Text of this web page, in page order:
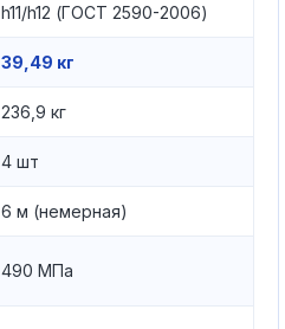
h11/h12 (ГОСТ 2590-2006)
39,49 кг
236,9 кг
4 шт
6 м (немерная)
490 МПа